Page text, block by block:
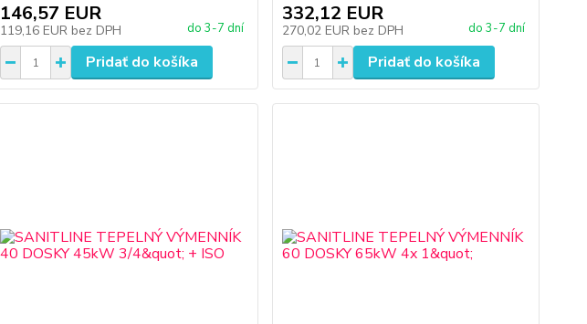
146,57 EUR
119,16 EUR bez DPH do 3-7 dní
Pridať do košíka
332,12 EUR
270,02 EUR bez DPH do 3-7 dní
Pridať do košíka